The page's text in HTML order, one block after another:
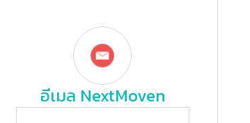
อีเมล NextMoven